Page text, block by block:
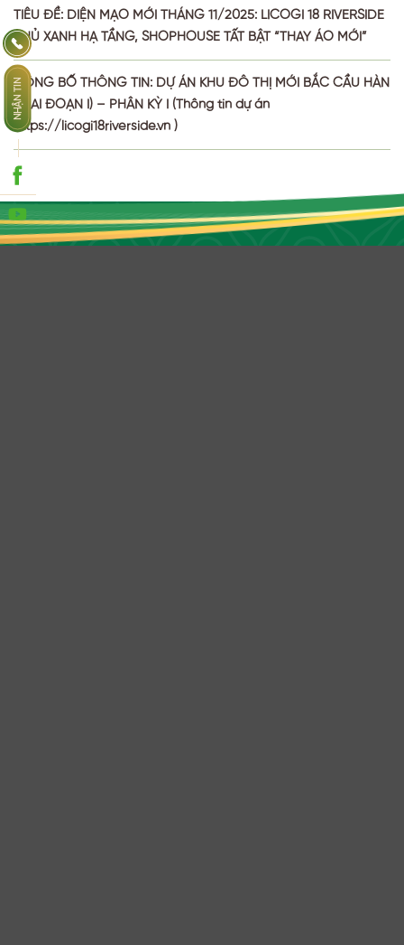
TIÊU ĐỀ: DIỆN MẠO MỚI THÁNG 11/2025: LICOGI 18 RIVERSIDE
PHỦ XANH HẠ TẦNG, SHOPHOUSE TẤT BẬT “THAY ÁO MỚI”
CÔNG BỐ THÔNG TIN: DỰ ÁN KHU ĐÔ THỊ MỚI BẮC CẦU HÀN
(GIAI ĐOẠN I) – PHÂN KỲ I (Thông tin dự án
https://licogi18riverside.vn )
NHẬN TIN